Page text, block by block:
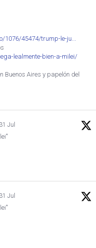
1076/45474/trump-le-ju...
lealmente-bien-a-milei/
Aires y papelón del
31 Jul
31 Jul